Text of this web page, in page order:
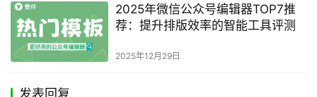
2025年微信公众号编辑器TOP7推
荐：提升排版效率的智能工具评测
2025年12月29日
发表回复